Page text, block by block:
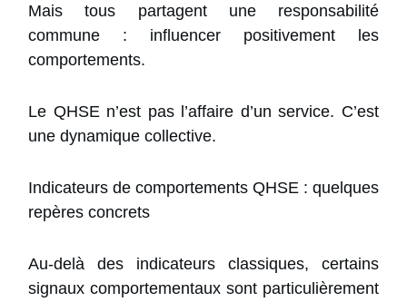
Mais tous partagent une responsabilité
commune : influencer positivement les
comportements.
Le QHSE n’est pas l’affaire d’un service. C’est
une dynamique collective.
Indicateurs de comportements QHSE : quelques
repères concrets
Au-delà des indicateurs classiques, certains
signaux comportementaux sont particulièrement